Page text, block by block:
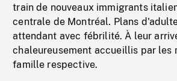
train de nouveaux immigrants
centrale de Montréal. Plans
attendant avec fébrilité. À leur
chaleureusement accueillis par les
famille respective.